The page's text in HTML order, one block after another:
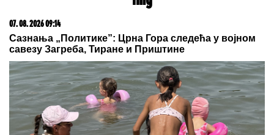
Izrešetao majku jer mu je oduzela
igricu! Pozvao policiju i rekao: "Ubio
sam mamu, ne šalim se"